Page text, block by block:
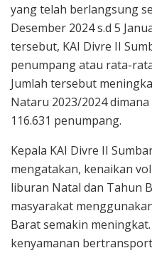
yang telah berlangsung
Desember 2024 s.d 5
tersebut, KAI Divre II
penumpang atau rata-
Jumlah tersebut
Nataru 2023/2024
116.631 penumpang.
Kepala KAI Divre II
mengatakan, kenaikan
liburan Natal dan Tahun
masyarakat
Barat semakin
kenyamanan